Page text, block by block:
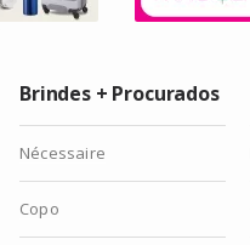
Brindes + Procurados
Nécessaire
Copo